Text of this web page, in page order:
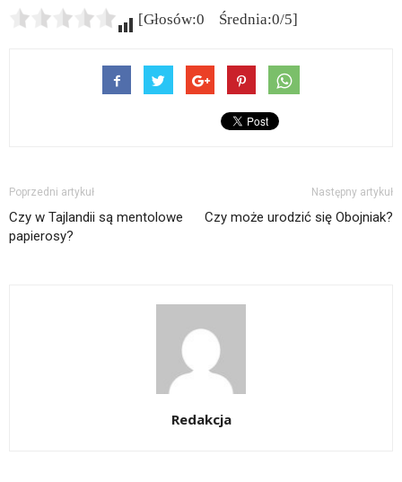
[Głosów:0 Średnia:0/5]
Poprzedni artykuł
Czy w Tajlandii są mentolowe
papierosy?
Następny artykuł
Czy może urodzić się Obojniak?
Redakcja